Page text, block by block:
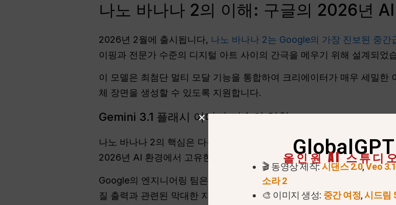
나노 바나나 2의 이해: 구글의 2026년
2026년 2월에 출시됩니다, 나노 바나나 2는 Google의 가장 진보된 중간
이핑과 전문가 수준의 디지털 아트 사이의 간극을 메우기 위해 설계되었
이 모델은 최첨단 멀티 모달 기능을 통합하여 크리에이터가 매우 세밀한
체 장면을 생성할 수 있도록 지원합니다.
Gemini 3.1 플래시 이미지 기술의 역할
나노 바나나 2의 핵심은 다음과 같습니다. Gemini 3.1 플래시 이미지아키
2026년 AI 환경에서 고유한 이점을 제공합니다.
Google의 엔지니어링 팀은 “프로급 품질의 플래시 속도”를 제공하기 위
질 출력과 관련된 막대한 지연 시간 없이 무거운 연산 작업을 처리합니
GlobalGPT
올인원 AI 스튜디
🎬 동영상 제작:시댄스 2.0,Veo 3.1
소라 2
🎨 이미지 생성: 중간 여정,시드림